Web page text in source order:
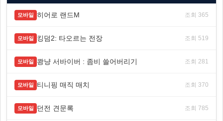
모바일 히어로 랜드M 조회 365
모바일 킹덤2: 타오르는 전장 조회 519
모바일 쾅냥 서바이버 : 좀비 쓸어버리기 조회 281
모바일 티니핑 매직 매치 조회 370
모바일 던전 견문록 조회 785